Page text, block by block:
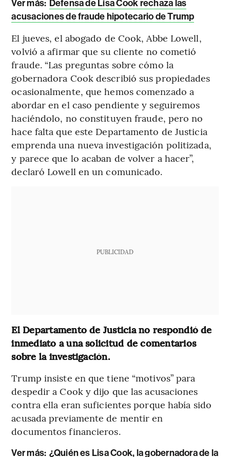
Ver más: Defensa de Lisa Cook rechaza las
acusaciones de fraude hipotecario de Trump
El jueves, el abogado de Cook, Abbe Lowell,
volvió a afirmar que su cliente no cometió
fraude. “Las preguntas sobre cómo la
gobernadora Cook describió sus propiedades
ocasionalmente, que hemos comenzado a
abordar en el caso pendiente y seguiremos
haciéndolo, no constituyen fraude, pero no
hace falta que este Departamento de Justicia
emprenda una nueva investigación politizada,
y parece que lo acaban de volver a hacer”,
declaró Lowell en un comunicado.
PUBLICIDAD
El Departamento de Justicia no respondió de
inmediato a una solicitud de comentarios
sobre la investigación.
Trump insiste en que tiene “motivos” para
despedir a Cook y dijo que las acusaciones
contra ella eran suficientes porque había sido
acusada previamente de mentir en
documentos financieros.
Ver más: ¿Quién es Lisa Cook, la gobernadora de la